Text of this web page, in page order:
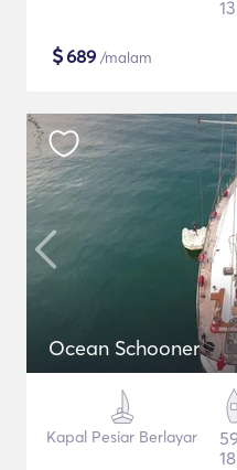
$689 /malam
Ocean Schooner
Kapal Pesiar Berlayar